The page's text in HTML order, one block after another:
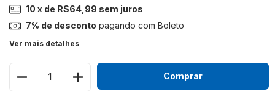
10 x de R$64,99 sem juros
7% de desconto pagando com Boleto
Ver mais detalhes